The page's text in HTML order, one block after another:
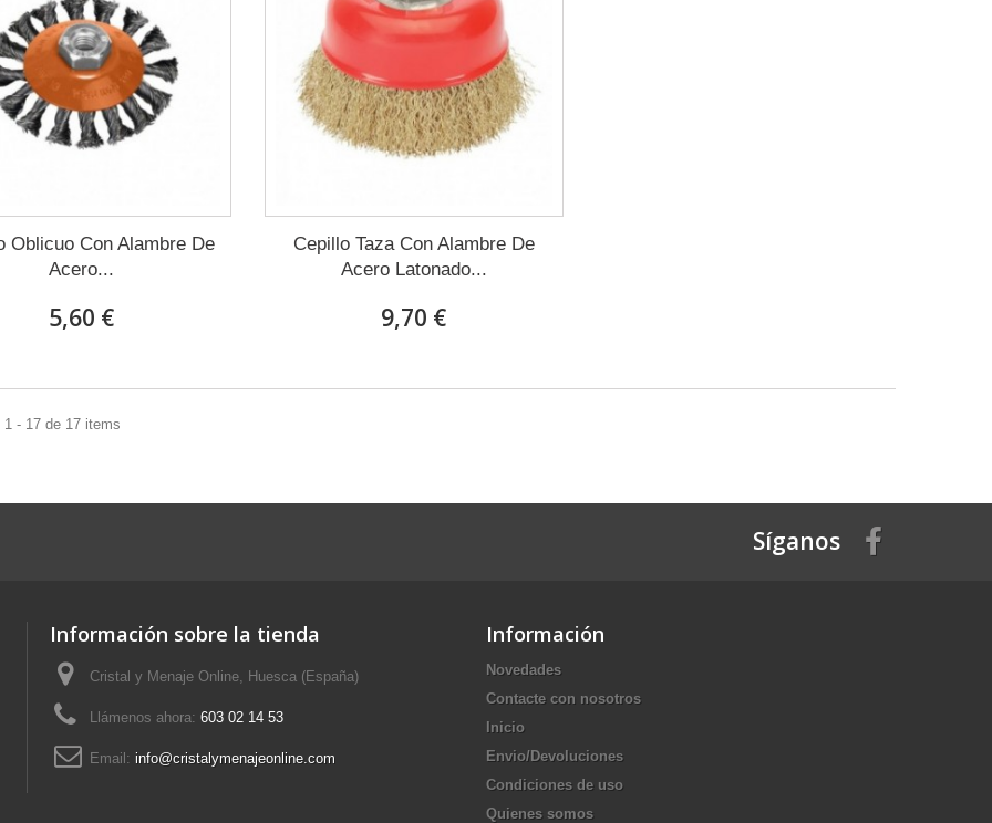
Oblicuo Con Alambre De
Acero...
5,60 €
Cepillo Taza Con Alambre De
Acero Latonado...
9,70 €
1 - 17 de 17 items
Síganos
Información sobre la tienda
Cristal y Menaje Online, Huesca (España)
Llámenos ahora: 603 02 14 53
Email: info@cristalymenajeonline.com
Información
Novedades
Contacte con nosotros
Inicio
Envio/Devoluciones
Condiciones de uso
Quienes somos